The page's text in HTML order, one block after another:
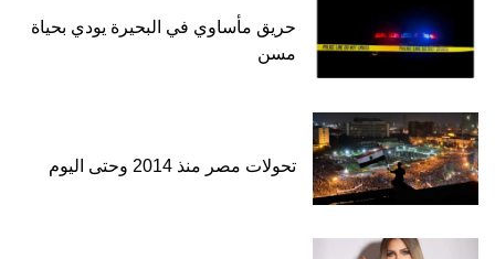
حريق مأساوي في البحيرة يودي بحياة
مسن
تحولات مصر منذ 2014 وحتى اليوم